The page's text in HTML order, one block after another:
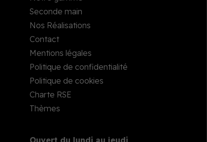
Seconde main
Nos Réalisations
Contact
Mentions légales
Politique de confidentialité
Politique de cookies
Charte RSE
Thèmes